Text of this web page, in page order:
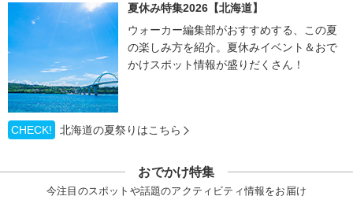
夏休み特集2026【北海道】
ウォーカー編集部がおすすめする、この夏
の楽しみ方を紹介。夏休みイベント＆おで
かけスポット情報が盛りだくさん！
CHECK! 北海道の夏祭りはこちら
おでかけ特集
今注目のスポットや話題のアクティビティ情報をお届け